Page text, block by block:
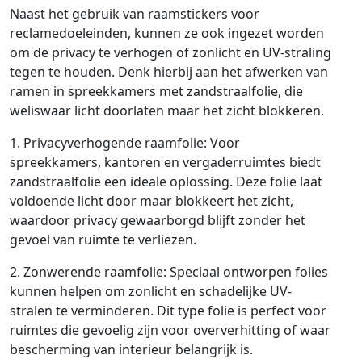
Naast het gebruik van raamstickers voor
reclamedoeleinden, kunnen ze ook ingezet worden
om de privacy te verhogen of zonlicht en UV-straling
tegen te houden. Denk hierbij aan het afwerken van
ramen in spreekkamers met zandstraalfolie, die
weliswaar licht doorlaten maar het zicht blokkeren.
1. Privacyverhogende raamfolie: Voor
spreekkamers, kantoren en vergaderruimtes biedt
zandstraalfolie een ideale oplossing. Deze folie laat
voldoende licht door maar blokkeert het zicht,
waardoor privacy gewaarborgd blijft zonder het
gevoel van ruimte te verliezen.
2. Zonwerende raamfolie: Speciaal ontworpen folies
kunnen helpen om zonlicht en schadelijke UV-
stralen te verminderen. Dit type folie is perfect voor
ruimtes die gevoelig zijn voor oververhitting of waar
bescherming van interieur belangrijk is.